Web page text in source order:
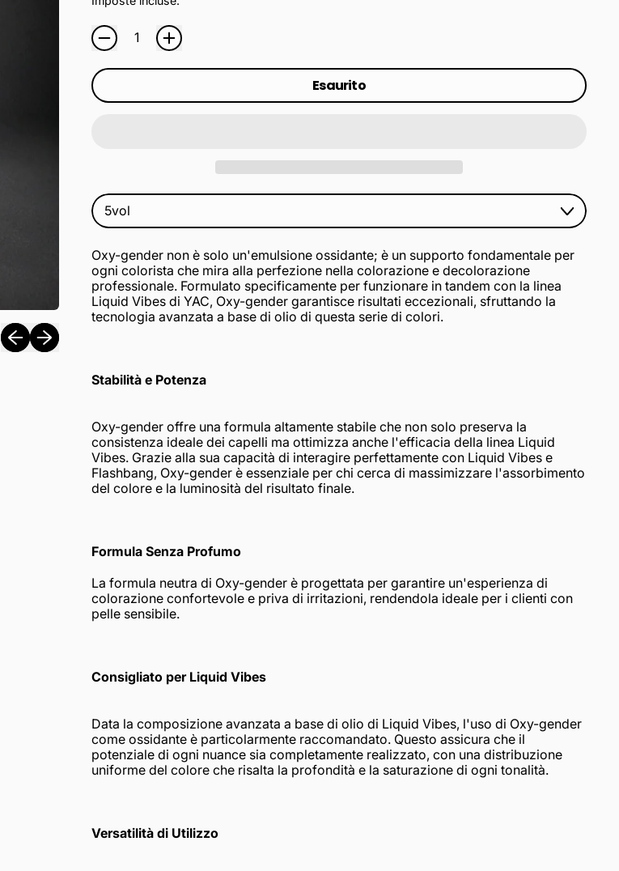
Presentazione precedente
Presentazione successiva
Quantità
Esaurito
Volume
Oxy-gender non è solo un'emulsione ossidante; è un supporto fondamentale per
ogni colorista che mira alla perfezione nella colorazione e decolorazione
professionale. Formulato specificamente per funzionare in tandem con la linea
Liquid Vibes di YAC, Oxy-gender garantisce risultati eccezionali, sfruttando la
tecnologia avanzata a base di olio di questa serie di colori.
Stabilità e Potenza
Oxy-gender offre una formula altamente stabile che non solo preserva la
consistenza ideale dei capelli ma ottimizza anche l'efficacia della linea Liquid
Vibes. Grazie alla sua capacità di interagire perfettamente con Liquid Vibes e
Flashbang, Oxy-gender è essenziale per chi cerca di massimizzare l'assorbimento
del colore e la luminosità del risultato finale.
Formula Senza Profumo
La formula neutra di Oxy-gender è progettata per garantire un'esperienza di
colorazione confortevole e priva di irritazioni, rendendola ideale per i clienti con
pelle sensibile.
Consigliato per Liquid Vibes
Data la composizione avanzata a base di olio di Liquid Vibes, l'uso di Oxy-gender
come ossidante è particolarmente raccomandato. Questo assicura che il
potenziale di ogni nuance sia completamente realizzato, con una distribuzione
uniforme del colore che risalta la profondità e la saturazione di ogni tonalità.
Versatilità di Utilizzo